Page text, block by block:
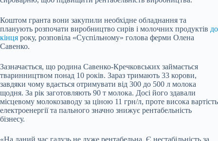
Коштом гранта вони закупили необхідне обладнання та
планують розпочати виробництво сирів і молочних продуктів до
кінця року, розповіла «Суспільному» голова ферми Олена
Савенко.
Зазначається, що родина Савенко-Кречковських займається
тваринництвом понад 10 років. Зараз тримають 33 корови,
завдяки чому вдається отримувати від 300 до 500 л молока
щодня. За рік заготовляють 90 т молока. Досі його здавали
місцевому молокозаводу за ціною 11 грн/л, проте висока вартість
електроенергії та пального значно знижує рентабельність
бізнесу.